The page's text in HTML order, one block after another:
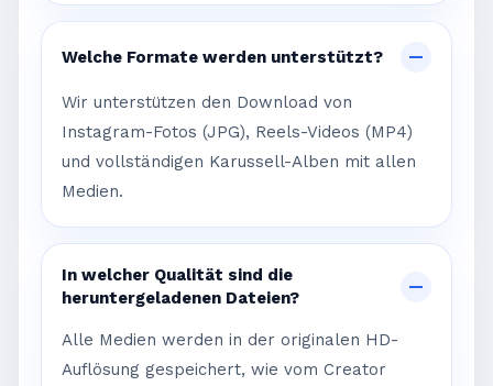
Welche Formate werden unterstützt?
Wir unterstützen den Download von
Instagram-Fotos (JPG), Reels-Videos (MP4)
und vollständigen Karussell-Alben mit allen
Medien.
In welcher Qualität sind die
heruntergeladenen Dateien?
Alle Medien werden in der originalen HD-
Auflösung gespeichert, wie vom Creator